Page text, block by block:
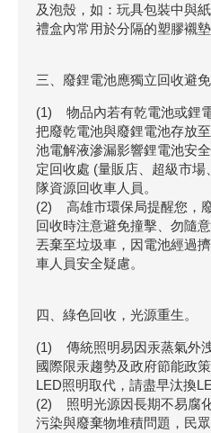
及泡殼，如：玩具包裝中與
禮盒內常用於分隔的塑膠襯墊
三、廢鋰電池應獨立回收避
(1) 物品內若有乾電池或鋰
把廢乾電池與廢鋰電池存放
池電解液滲漏影響鋰電池安
定回收處 (量販店、超級市
隊資源回收車人員。
(2) 高雄市環保局提醒您，
回收時注意避免撞擊、勿隨
丟棄至垃圾車，因電池經過
車人員安全疑慮。
四、綠色回收，光源重生。
(1) 傳統照明易因汞蒸氣外
國際限汞趨勢及政府節能政
LED照明取代，請盡早汰換
(2) 照明光源因長期不易腐
污染與廢棄物堆積問題，民